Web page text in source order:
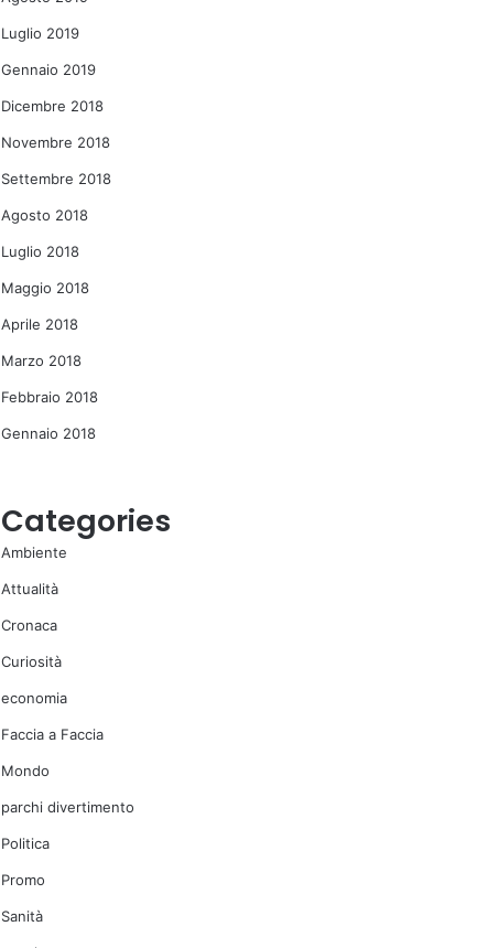
Luglio 2019
Gennaio 2019
Dicembre 2018
Novembre 2018
Settembre 2018
Agosto 2018
Luglio 2018
Maggio 2018
Aprile 2018
Marzo 2018
Febbraio 2018
Gennaio 2018
Categories
Ambiente
Attualità
Cronaca
Curiosità
economia
Faccia a Faccia
Mondo
parchi divertimento
Politica
Promo
Sanità